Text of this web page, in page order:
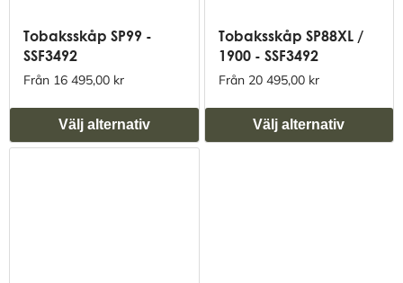
Tobaksskåp SP99 -
SSF3492
Från 16 495,00 kr
Välj alternativ
Tobaksskåp SP88XL /
1900 - SSF3492
Från 20 495,00 kr
Välj alternativ